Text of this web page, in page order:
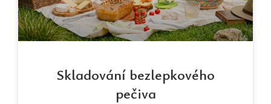
Skladování bezlepkového
pečiva